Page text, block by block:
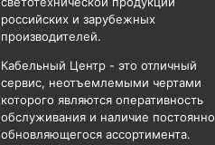
российских и зарубежных
производителей.
Кабельный Центр - это отличный
сервис, неотъемлемыми чертами
которого являются оперативность
обслуживания и наличие постоянно
обновляющегося ассортимента.